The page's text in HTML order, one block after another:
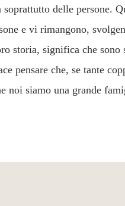
delle persone.
e vi rimangono,
storia, significa che sono
pensare che, se tante
noi siamo una grande